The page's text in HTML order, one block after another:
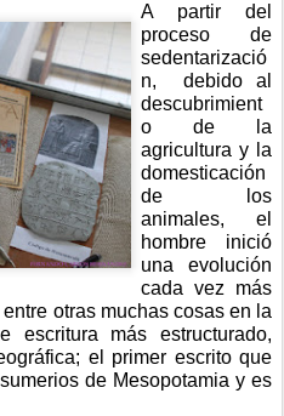
A partir del
proceso de
sedentarizació
n,  debido al
descubrimient
o de la
agricultura y la
domesticación
de los
animales, el
hombre inició
una evolución
cada vez más
otras muchas cosas en la
escritura más estructurado,
el primer escrito que
de Mesopotamia y es